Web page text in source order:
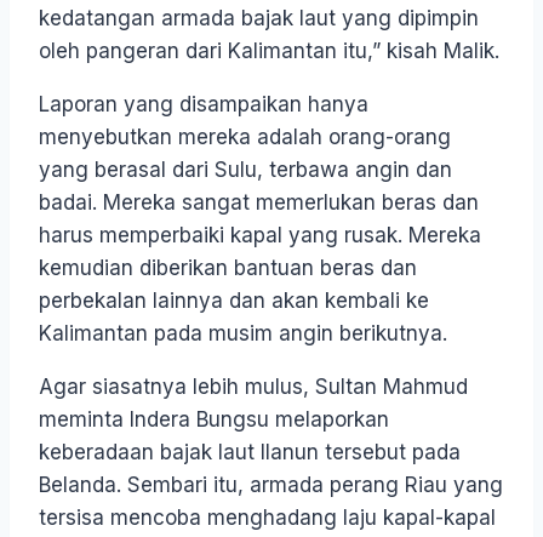
kedatangan armada bajak laut yang dipimpin
oleh pangeran dari Kalimantan itu,” kisah Malik.
Laporan yang disampaikan hanya
menyebutkan mereka adalah orang-orang
yang berasal dari Sulu, terbawa angin dan
badai. Mereka sangat memerlukan beras dan
harus memperbaiki kapal yang rusak. Mereka
kemudian diberikan bantuan beras dan
perbekalan lainnya dan akan kembali ke
Kalimantan pada musim angin berikutnya.
Agar siasatnya lebih mulus, Sultan Mahmud
meminta Indera Bungsu melaporkan
keberadaan bajak laut Ilanun tersebut pada
Belanda. Sembari itu, armada perang Riau yang
tersisa mencoba menghadang laju kapal-kapal